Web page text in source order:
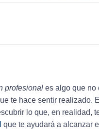
profesional es algo que no
te hace sentir realizado.
lo que, en realidad,
que te ayudará a alcanzar